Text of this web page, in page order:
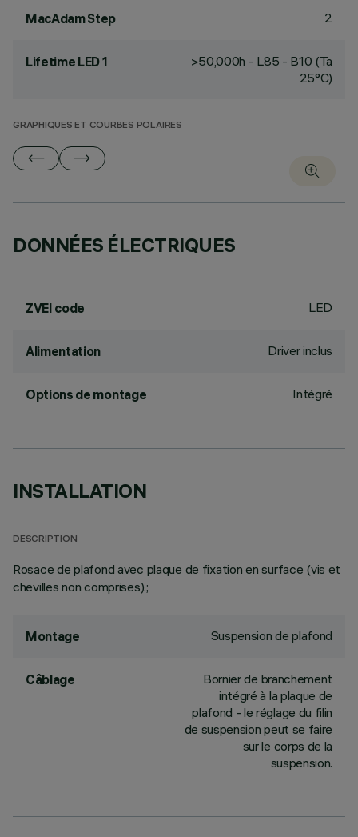
MacAdam Step 2
Lifetime LED 1
>50,000h - L85 - B10 (Ta
25°C)
GRAPHIQUES ET COURBES POLAIRES
DONNÉES ÉLECTRIQUES
ZVEI code LED
Alimentation Driver inclus
Options de montage Intégré
INSTALLATION
DESCRIPTION
Rosace de plafond avec plaque de fixation en surface (vis et
chevilles non comprises).;
Montage Suspension de plafond
Câblage
Bornier de branchement
intégré à la plaque de
plafond - le réglage du filin
de suspension peut se faire
sur le corps de la
suspension.